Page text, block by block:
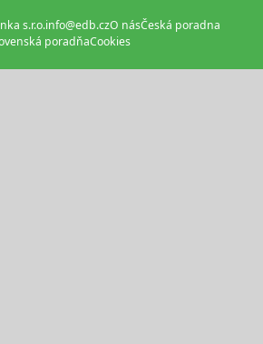
s.r.o.info@edb.czO násČeská poradna
poradňaCookies